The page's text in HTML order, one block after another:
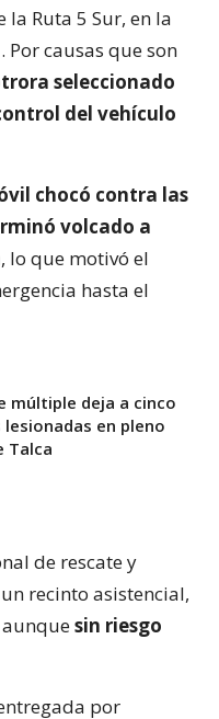
Ruta 5 Sur, en la
Por causas que son
seleccionado
del vehículo
chocó contra las
volcado a
, lo que motivó el
hasta el
múltiple deja a cinco
lesionadas en pleno
Talca
de rescate y
recinto asistencial,
sin riesgo
por